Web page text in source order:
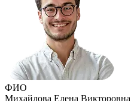
ФИО
Михайлова Елена Викторовна